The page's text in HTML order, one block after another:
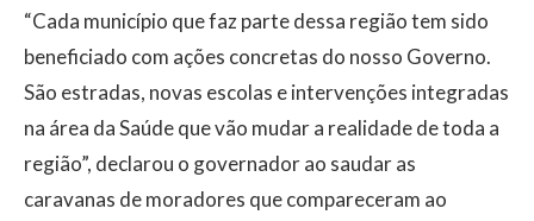
“Cada município que faz parte dessa região tem sido
beneficiado com ações concretas do nosso Governo.
São estradas, novas escolas e intervenções integradas
na área da Saúde que vão mudar a realidade de toda a
região”, declarou o governador ao saudar as
caravanas de moradores que compareceram ao